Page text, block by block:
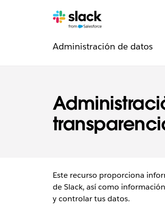
Páginas
Administración de datos
Este recurso proporciona
de Slack, así como
y controlar tus datos.